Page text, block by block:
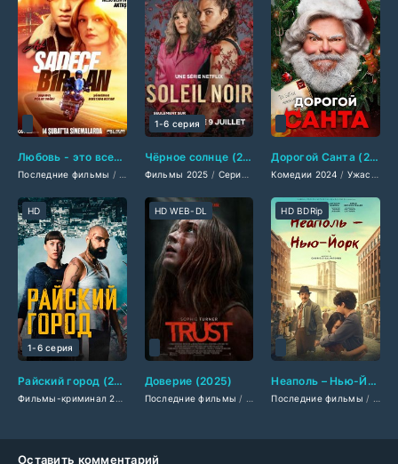
Любовь - это всего лишь мгновение (2025)
Последние фильмы / Фильмы 2024 /Мелодрамы 2024/Зарубежные фильмы
Чёрное солнце (2025)
Фильмы 2025 / Сериалы 2025 /Детективы 2025
1-6 серия
Дорогой Санта (2024)
Комедии 2024 / Ужасы 2024
Райский город (2025)
Сериалы 2025/Фильмы смотреть/Новинки
HD
1-6 серия
Доверие (2025)
Последние фильмы / Американские фильмы/
HD WEB-DL
Неаполь – Нью-Йорк (2025)
Последние фильмы /
HD BDRip
Оставить комментарий